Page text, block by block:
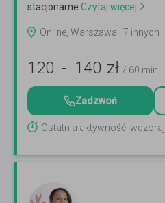
stacjonarne Czytaj więcej
Online, Warszawa i 7 innych
120 - 140 zł / 60 min
Zadzwoń
Ostatnia aktywność: wczoraj